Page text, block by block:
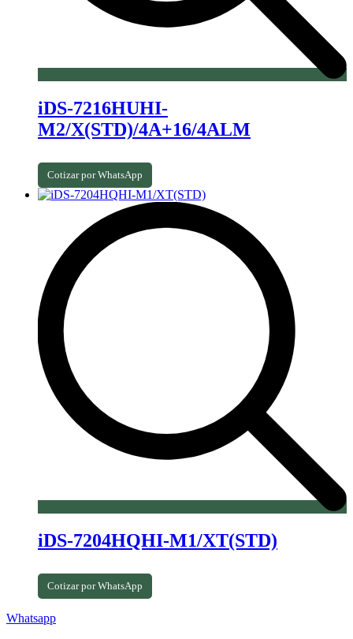
iDS-7216HUHI-
M2/X(STD)/4A+16/4ALM
Cotizar por WhatsApp
iDS-7204HQHI-M1/XT(STD)
Cotizar por WhatsApp
Whatsapp